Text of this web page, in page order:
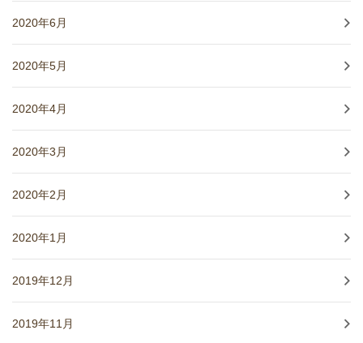
2020年6月
2020年5月
2020年4月
2020年3月
2020年2月
2020年1月
2019年12月
2019年11月